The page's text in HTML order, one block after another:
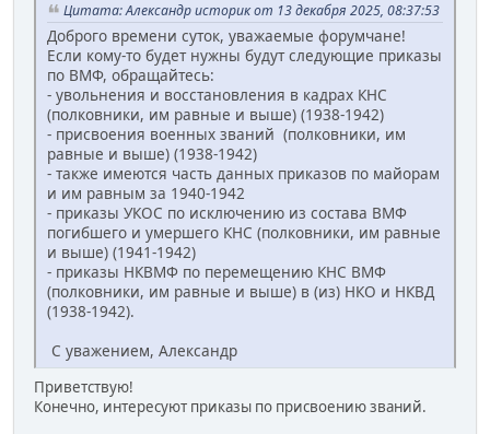
Цитата: Александр историк от 13 декабря 2025, 08:37:53
Доброго времени суток, уважаемые форумчане!
Если кому-то будет нужны будут следующие приказы
по ВМФ, обращайтесь:
- увольнения и восстановления в кадрах КНС
(полковники, им равные и выше) (1938-1942)
- присвоения военных званий (полковники, им
равные и выше) (1938-1942)
- также имеются часть данных приказов по майорам
и им равным за 1940-1942
- приказы УКОС по исключению из состава ВМФ
погибшего и умершего КНС (полковники, им равные
и выше) (1941-1942)
- приказы НКВМФ по перемещению КНС ВМФ
(полковники, им равные и выше) в (из) НКО и НКВД
(1938-1942).
С уважением, Александр
Приветствую!
Конечно, интересуют приказы по присвоению званий.